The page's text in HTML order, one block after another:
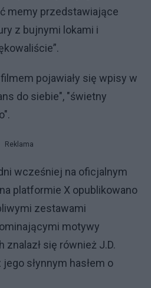
memy przedstawiające
z bujnymi lokami i
pojawiały się wpisy w
do siebie", "świetny
Reklama
wcześniej na oficjalnym
platformie X opublikowano
zestawami
motywy
się również J.D.
słynnym hasłem o